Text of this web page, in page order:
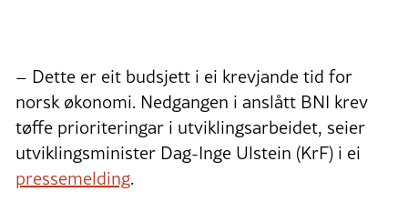
– Dette er eit budsjett i ei krevjande tid for
norsk økonomi. Nedgangen i anslått BNI krev
tøffe prioriteringar i utviklingsarbeidet, seier
utviklingsminister Dag-Inge Ulstein (KrF) i ei
pressemelding.